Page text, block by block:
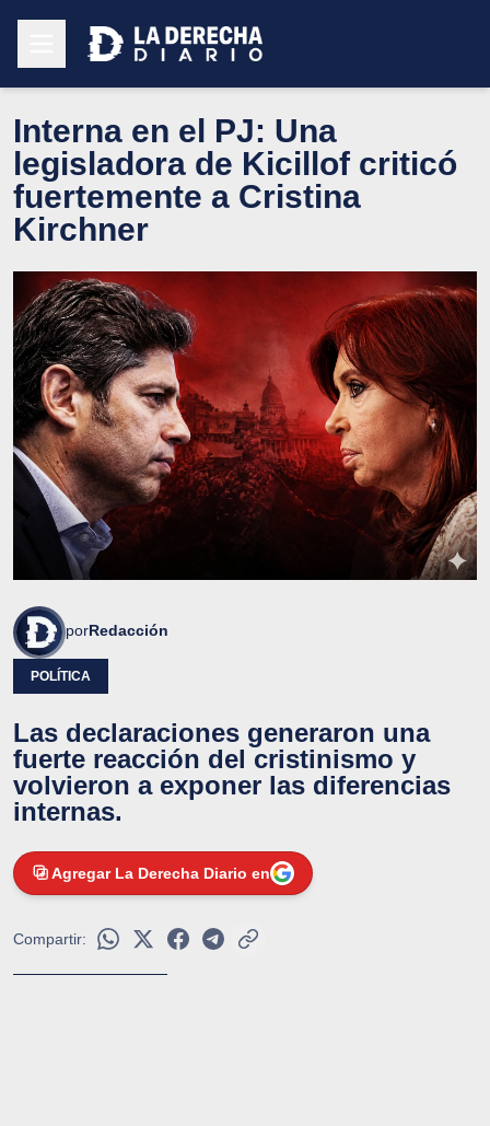
Interna en el PJ: Una
legisladora de Kicillof criticó
fuertemente a Cristina
Kirchner
porRedacción
POLÍTICA
Las declaraciones generaron una
fuerte reacción del cristinismo y
volvieron a exponer las diferencias
internas.
Agregar La Derecha Diario en
Compartir: